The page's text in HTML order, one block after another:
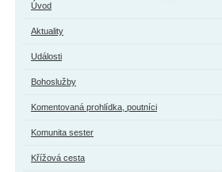
Úvod
Aktuality
Události
Bohoslužby
Komentovaná prohlídka, poutníci
Komunita sester
Křížová cesta